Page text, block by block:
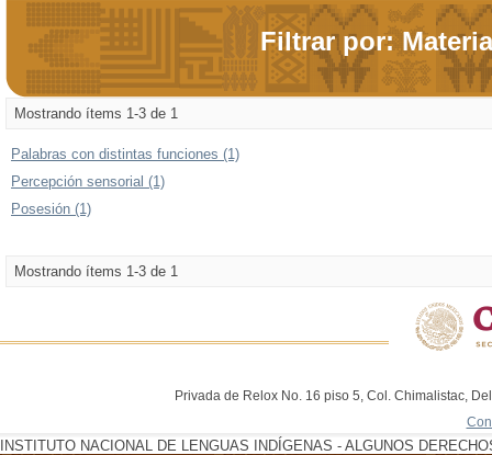
Filtrar por: Materia
Mostrando ítems 1-3 de 1
Palabras con distintas funciones (1)
Percepción sensorial (1)
Posesión (1)
Mostrando ítems 1-3 de 1
Privada de Relox No. 16 piso 5, Col. Chimalistac,
INSTITUTO NACIONAL DE LENGUAS INDÍGENAS - ALGUNOS